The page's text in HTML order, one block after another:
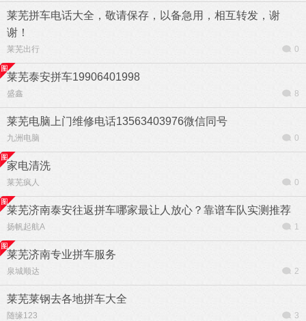
莱芜拼车电话大全，敬请保存，以备急用，相互转发，谢
谢！
莱芜出行 0
莱芜泰安拼车19906401998
盛鑫 8
莱芜电脑上门维修电话13563403976微信同号
九洲电脑 0
家电清洗
莱芜疯人 0
莱芜济南泰安往返拼车哪家最让人放心？靠谱车队实测推荐
扬帆起航A 1
莱芜济南专业拼车服务
泉城顺达 2
莱芜莱钢去各地拼车大全
随缘123 3